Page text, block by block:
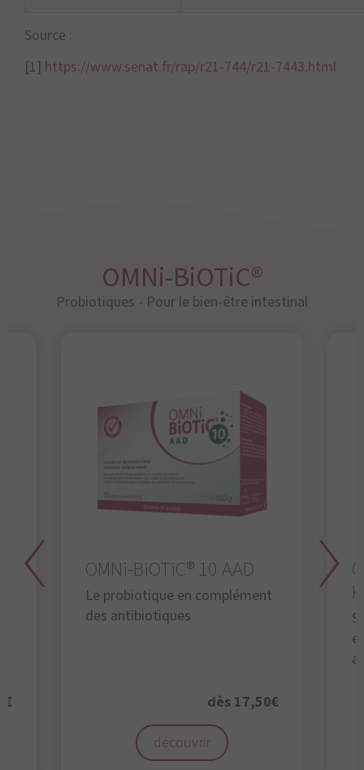
Source :
[1] https://www.senat.fr/rap/r21-744/r21-7443.html
OMNi-BiOTiC®
Probiotiques - Pour le bien-être intestinal
OMNi-BiOTiC® 10 AAD
Le probiotique en complément
des antibiotiques
dès 17,50€
découvrir